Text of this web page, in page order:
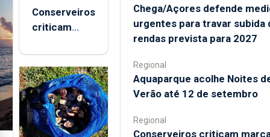
Conserveiros
criticam
brancas com
selo Marca
Açores
Chega/Açores defende
urgentes para travar subida
rendas prevista para 2027
Regional
Aquaparque acolhe Noites
Verão até 12 de setembro
Regional
Conserveiros criticam